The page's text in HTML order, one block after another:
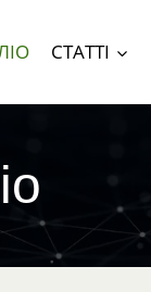
СТАТТІ